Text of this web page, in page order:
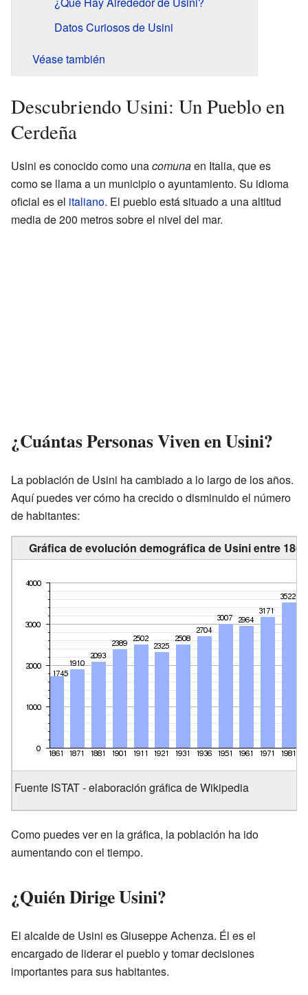
Datos Curiosos de Usini
Véase también
Descubriendo Usini: Un Pueblo en
Cerdeña
Usini es conocido como unacomunaen Italia, que es
como se llama a un municipio o ayuntamiento. Su idioma
oficial es el italiano. El pueblo está situado a una altitud
media de 200 metros sobre el nivel del mar.
¿Cuántas Personas Viven en Usini?
La población de Usini ha cambiado a lo largo de los años.
Aquí puedes ver cómo ha crecido o disminuido el número
de habitantes:
Gráfica de evolución demográfica de Usini entre
Fuente ISTAT - elaboración gráfica de Wikipedia
Como puedes ver en la gráfica, la población ha ido
aumentando con el tiempo.
¿Quién Dirige Usini?
El alcalde de Usini es Giuseppe Achenza. Él es el
encargado de liderar el pueblo y tomar decisiones
importantes para sus habitantes.